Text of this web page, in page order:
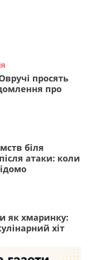
просять
про
біля
атаки: коли
як хмаринку:
хіт